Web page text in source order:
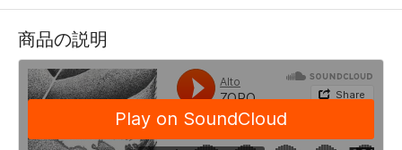
商品の説明